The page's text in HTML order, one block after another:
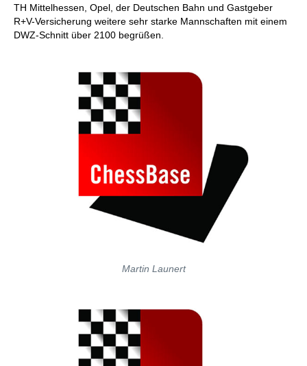
TH Mittelhessen, Opel, der Deutschen Bahn und Gastgeber
R+V-Versicherung weitere sehr starke Mannschaften mit einem
DWZ-Schnitt über 2100 begrüßen.
Martin Launert